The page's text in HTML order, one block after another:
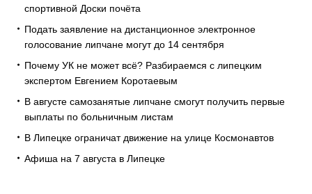
спортивной Доски почёта
Подать заявление на дистанционное электронное
голосование липчане могут до 14 сентября
Почему УК не может всё? Разбираемся с липецким
экспертом Евгением Коротаевым
В августе самозанятые липчане смогут получить первые
выплаты по больничным листам
В Липецке ограничат движение на улице Космонавтов
Афиша на 7 августа в Липецке